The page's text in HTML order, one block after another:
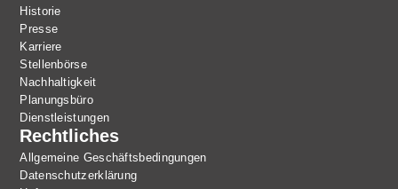
Historie
Presse
Karriere
Stellenbörse
Nachhaltigkeit
Planungsbüro
Dienstleistungen
Rechtliches
Allgemeine Geschäftsbedingungen
Datenschutzerklärung